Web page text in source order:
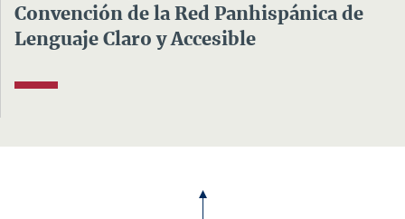
Convención de la Red Panhispánica de
Lenguaje Claro y Accesible